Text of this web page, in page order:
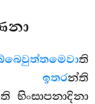
වුත්තමෙවාති
ඉතරන්ති
ති භිංසාපනාදිනා